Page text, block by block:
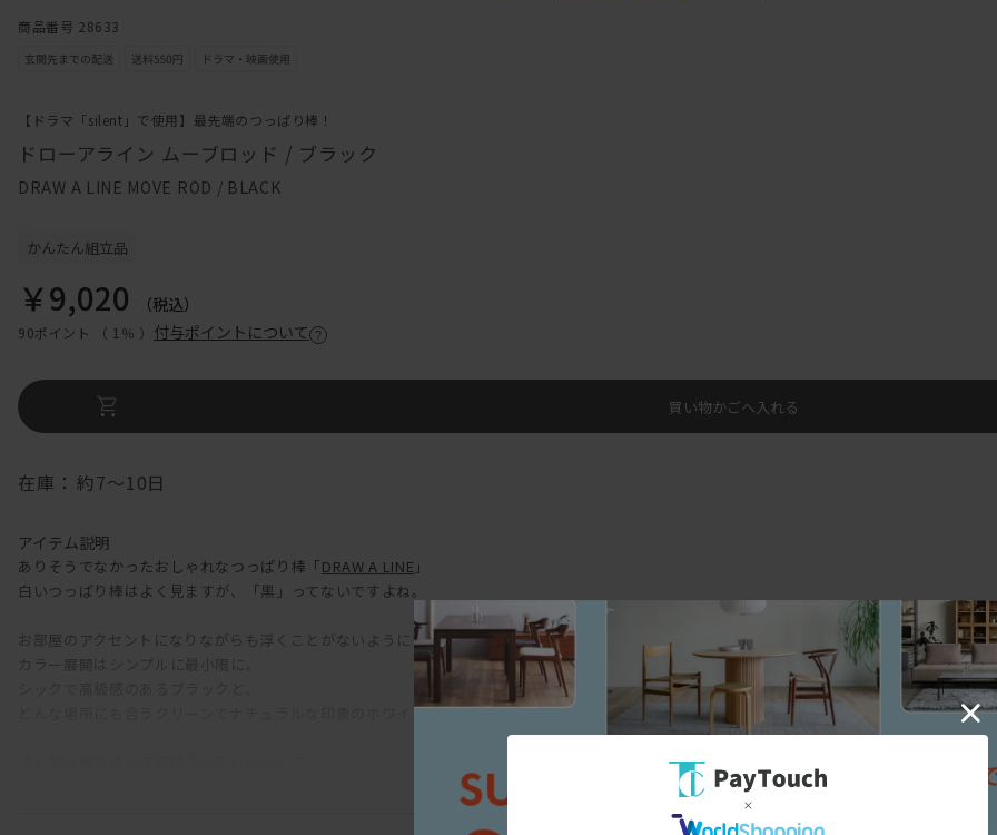
【ドラマ「silent」で使用】最先端のつっぱり棒！
ドローアライン ムーブロッド / ブラック
DRAW A LINE MOVE ROD / BLACK
￥9,020 （税込）
90ポイント （ 1％ ） 付与ポイントについて
在庫： 約7～10日
かんたん組立品
アイテム説明
ありそうでなかったおしゃれなつっぱり棒「DRAW A LINE 」
白いつっぱり棒はよく見ますが、「黒」ってないですよね。
お部屋のアクセントになりながらも浮くことがないように
どんな場所にも合うクリーンでナチュラルな印象のホワイトの2種類です。
まるで鉄パイプが元々そこにあるようなディテールで、重厚感があります。
商品番号 28633